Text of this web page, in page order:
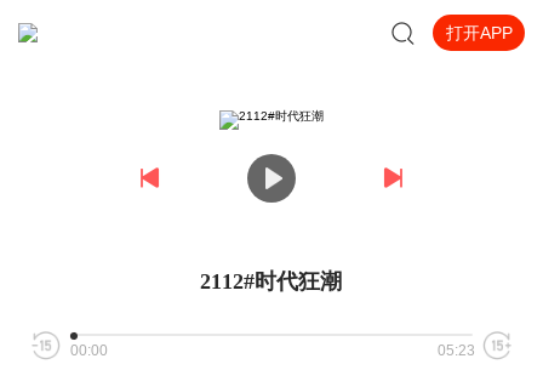
打开APP
2112#时代狂潮
00:00 05:23